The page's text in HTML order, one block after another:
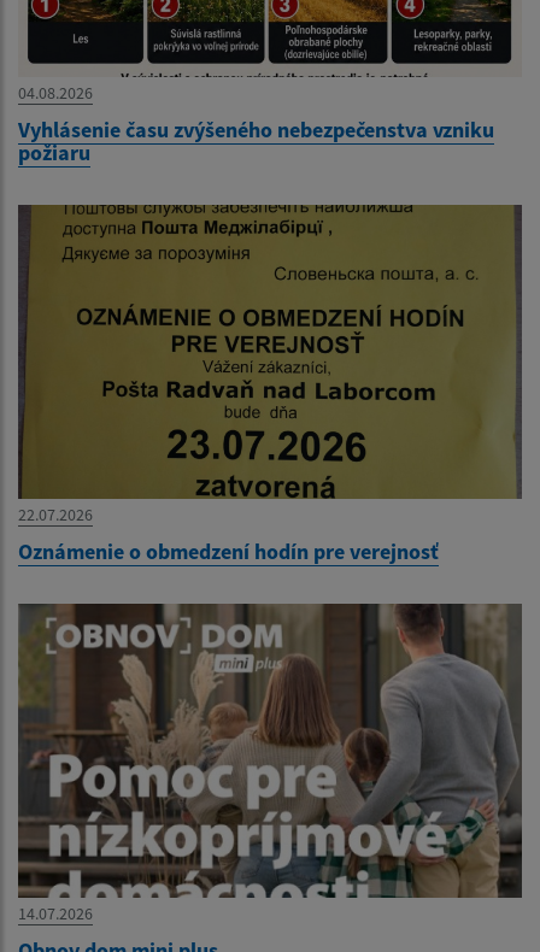
04.08.2026
Vyhlásenie času zvýšeného nebezpečenstva vzniku
požiaru
22.07.2026
Oznámenie o obmedzení hodín pre verejnosť
14.07.2026